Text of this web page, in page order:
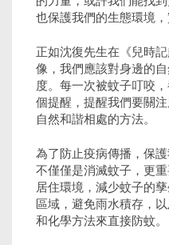
也保護我們的生態環境
正如沈復先生在《兒時
像，我們應該對身邊的
度。每一次被蚊子叮咬
個提醒，提醒我們要關
自然和諧相處的方法。
為了防止疫病傳播，保
不僅僅是消滅蚊子，更
居住環境，減少蚊子的
區域，避免雨水積存，
和化學方法來直接防蚊。